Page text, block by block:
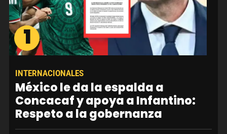
1
INTERNACIONALES
México le da la espalda a
Concacaf y apoya a Infantino:
Respeto a la gobernanza